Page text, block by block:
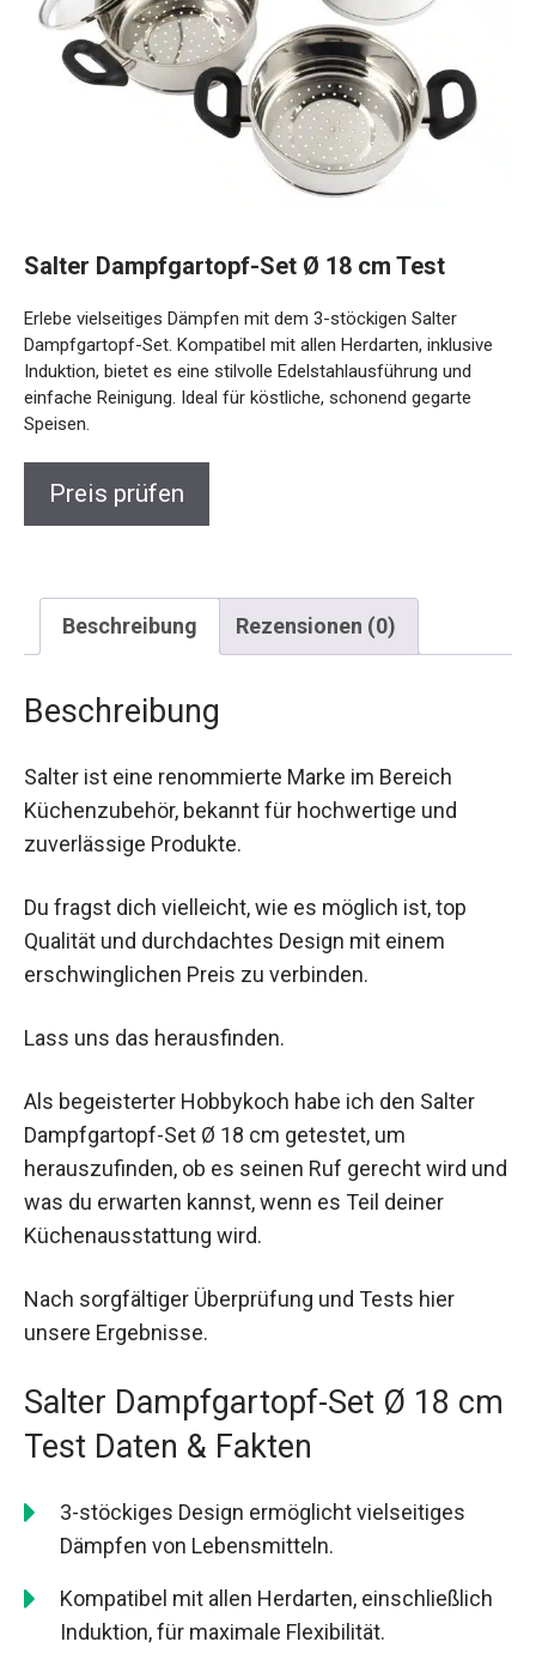
Salter Dampfgartopf-Set Ø 18 cm Test
Erlebe vielseitiges Dämpfen mit dem 3-stöckigen Salter
Dampfgartopf-Set. Kompatibel mit allen Herdarten, inklusive
Induktion, bietet es eine stilvolle Edelstahlausführung und
einfache Reinigung. Ideal für köstliche, schonend gegarte
Speisen.
Preis prüfen
Beschreibung Rezensionen (0)
Beschreibung
Salter ist eine renommierte Marke im Bereich
Küchenzubehör, bekannt für hochwertige und
zuverlässige Produkte.
Du fragst dich vielleicht, wie es möglich ist, top
Qualität und durchdachtes Design mit einem
erschwinglichen Preis zu verbinden.
Lass uns das herausfinden.
Als begeisterter Hobbykoch habe ich den Salter
Dampfgartopf-Set Ø 18 cm getestet, um
herauszufinden, ob es seinen Ruf gerecht wird und
was du erwarten kannst, wenn es Teil deiner
Küchenausstattung wird.
Nach sorgfältiger Überprüfung und Tests hier
unsere Ergebnisse.
Salter Dampfgartopf-Set Ø 18 cm
Test Daten & Fakten
3-stöckiges Design ermöglicht vielseitiges
Dämpfen von Lebensmitteln.
Kompatibel mit allen Herdarten, einschließlich
Induktion, für maximale Flexibilität.